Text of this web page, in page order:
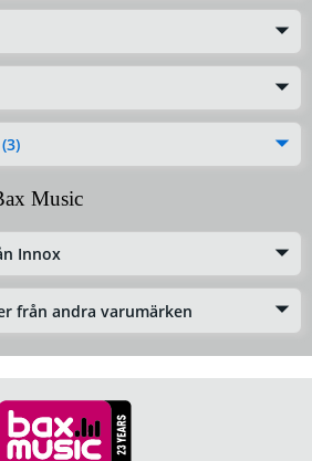
Music
Innox
från andra varumärken